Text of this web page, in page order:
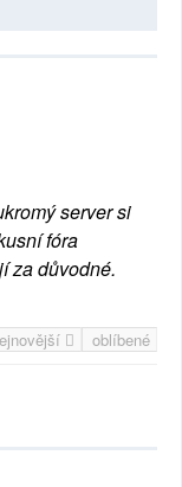
server si
fóra
za důvodné.
oblíbené